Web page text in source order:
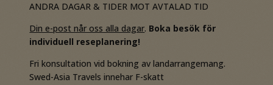
ANDRA DAGAR & TIDER MOT AVTALAD TID
Din e-post når oss alla dagar. Boka besök för
individuell reseplanering!
Fri konsultation vid bokning av landarrangemang.
Swed-Asia Travels innehar F-skatt